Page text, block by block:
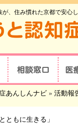
、住み慣れた京都で安心
相談窓口
京都府認知症
事業所
医
医
認
可
あんしんナビ » 活動報
ともに生きる」